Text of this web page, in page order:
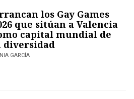
los Gay Games
que sitúan a Valencia
capital mundial de
diversidad
GARCÍA